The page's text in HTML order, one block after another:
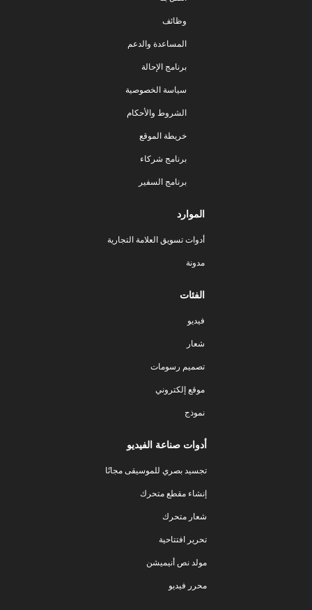
وظائف
المساعدة والدعم
برنامج الإحالة
سياسة الخصوصية
الشروط والأحكام
خريطة الموقع
برنامج شركاء
برنامج السفير
الموارد
أدوات تسويق العلامة التجارية
مدونة
الفئات
فيديو
شعار
تصميم رسومات
موقع إلكتروني
نموذج
أدوات صناعة الفيديو
تجسيد بصري للموسيقى مجانًا
إنشاء مقطع متحرك
شعار متحرك
تحرير افتتاحية
مولد نص أنيميشن
محرر فيديو